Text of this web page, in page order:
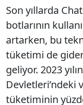
Son yıllarda
botlarının
artarken, bu
tüketimi de
geliyor. 2023
tüketiminin